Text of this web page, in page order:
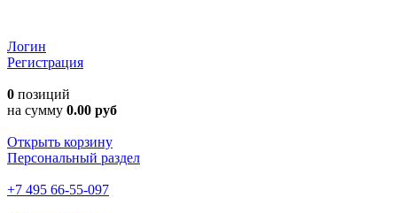
Логин
Регистрация
0 позиций
на сумму 0.00 руб
Открыть корзину
Персональный раздел
+7 495 66-55-097